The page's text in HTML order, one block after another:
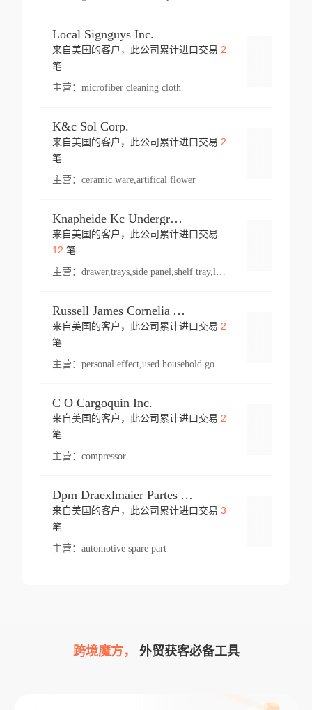
Local Signguys Inc.
来自美国的客户，此公司累计进口交易 2
笔
主营： microfiber cleaning cloth
K&c Sol Corp.
来自美国的客户，此公司累计进口交易 2
笔
主营： ceramic ware,artifical flower
Knapheide Kc Underground
来自美国的客户，此公司累计进口交易
12 笔
主营：
Russell James Cornelia Arlington Va
来自美国的客户，此公司累计进口交易 2
笔
主营： personal effect,used household goods
C O Cargoquin Inc.
来自美国的客户，此公司累计进口交易 2
笔
主营： compressor
Dpm Draexlmaier Partes Automotrices Corr Ind Huejotzingo
来自美国的客户，此公司累计进口交易 3
笔
主营： automotive spare part
跨境魔方， 外贸获客必备工具